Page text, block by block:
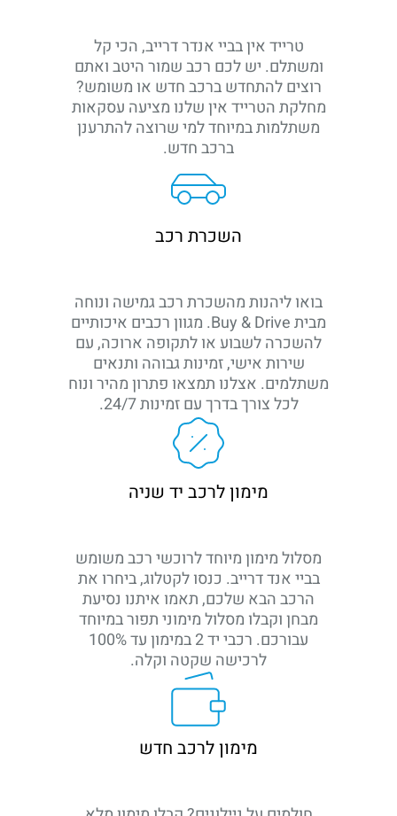
טרייד אין בביי אנדר דרייב, הכי קל
ומשתלם. יש לכם רכב שמור היטב ואתם
רוצים להתחדש ברכב חדש או משומש?
מחלקת הטרייד אין שלנו מציעה עסקאות
משתלמות במיוחד למי שרוצה להתרענן
ברכב חדש.
השכרת רכב
בואו ליהנות מהשכרת רכב גמישה ונוחה
מבית Buy & Drive. מגוון רכבים איכותיים
להשכרה לשבוע או לתקופה ארוכה, עם
שירות אישי, זמינות גבוהה ותנאים
משתלמים. אצלנו תמצאו פתרון מהיר ונוח
לכל צורך בדרך עם זמינות 24/7.
מימון לרכב יד שניה
מסלול מימון מיוחד לרוכשי רכב משומש
בביי אנד דרייב. כנסו לקטלוג, ביחרו את
הרכב הבא שלכם, תאמו איתנו נסיעת
מבחן וקבלו מסלול מימוני תפור במיוחד
עבורכם. רכבי יד 2 במימון עד 100%
לרכישה שקטה וקלה.
מימון לרכב חדש